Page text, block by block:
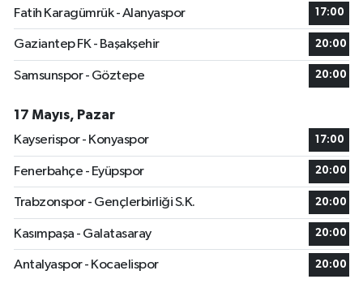
Fatih Karagümrük - Alanyaspor
17:00
Gaziantep FK - Başakşehir 20:00
Samsunspor - Göztepe 20:00
17 Mayıs, Pazar
Kayserispor - Konyaspor
17:00
Fenerbahçe - Eyüpspor 20:00
Trabzonspor - Gençlerbirliği S.K. 20:00
Kasımpaşa - Galatasaray 20:00
Antalyaspor - Kocaelispor 20:00